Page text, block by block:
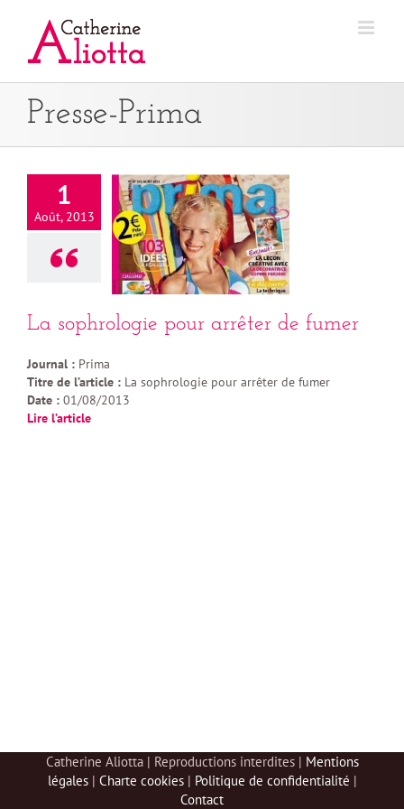
contenu
Presse-Prima
1
Août, 2013
La sophrologie pour arrêter de fumer
Journal : Prima
Titre de l’article : La sophrologie pour arrêter de fumer
Date : 01/08/2013
Lire l’article
Catherine Aliotta | Reproductions interdites | Mentions
légales| Charte cookies| Politique de confidentialité |
Contact